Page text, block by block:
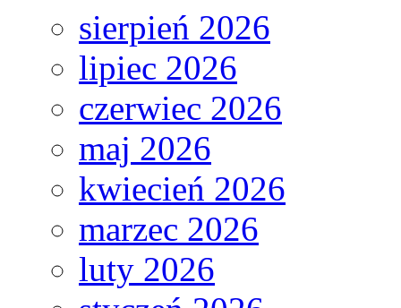
sierpień 2026
lipiec 2026
czerwiec 2026
maj 2026
kwiecień 2026
marzec 2026
luty 2026